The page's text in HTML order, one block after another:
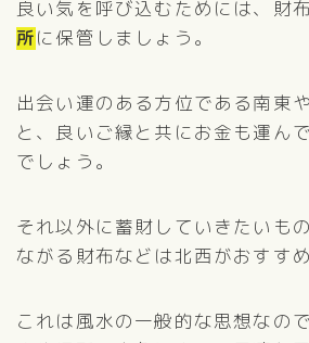
良い気を呼び込むためには、財
所に保管しましょう。
出会い運のある方位である南東
と、良いご縁と共にお金も運ん
でしょう。
それ以外に蓄財していきたいも
ながる財布などは北西がおすすめ
これは風水の一般的な思想なの